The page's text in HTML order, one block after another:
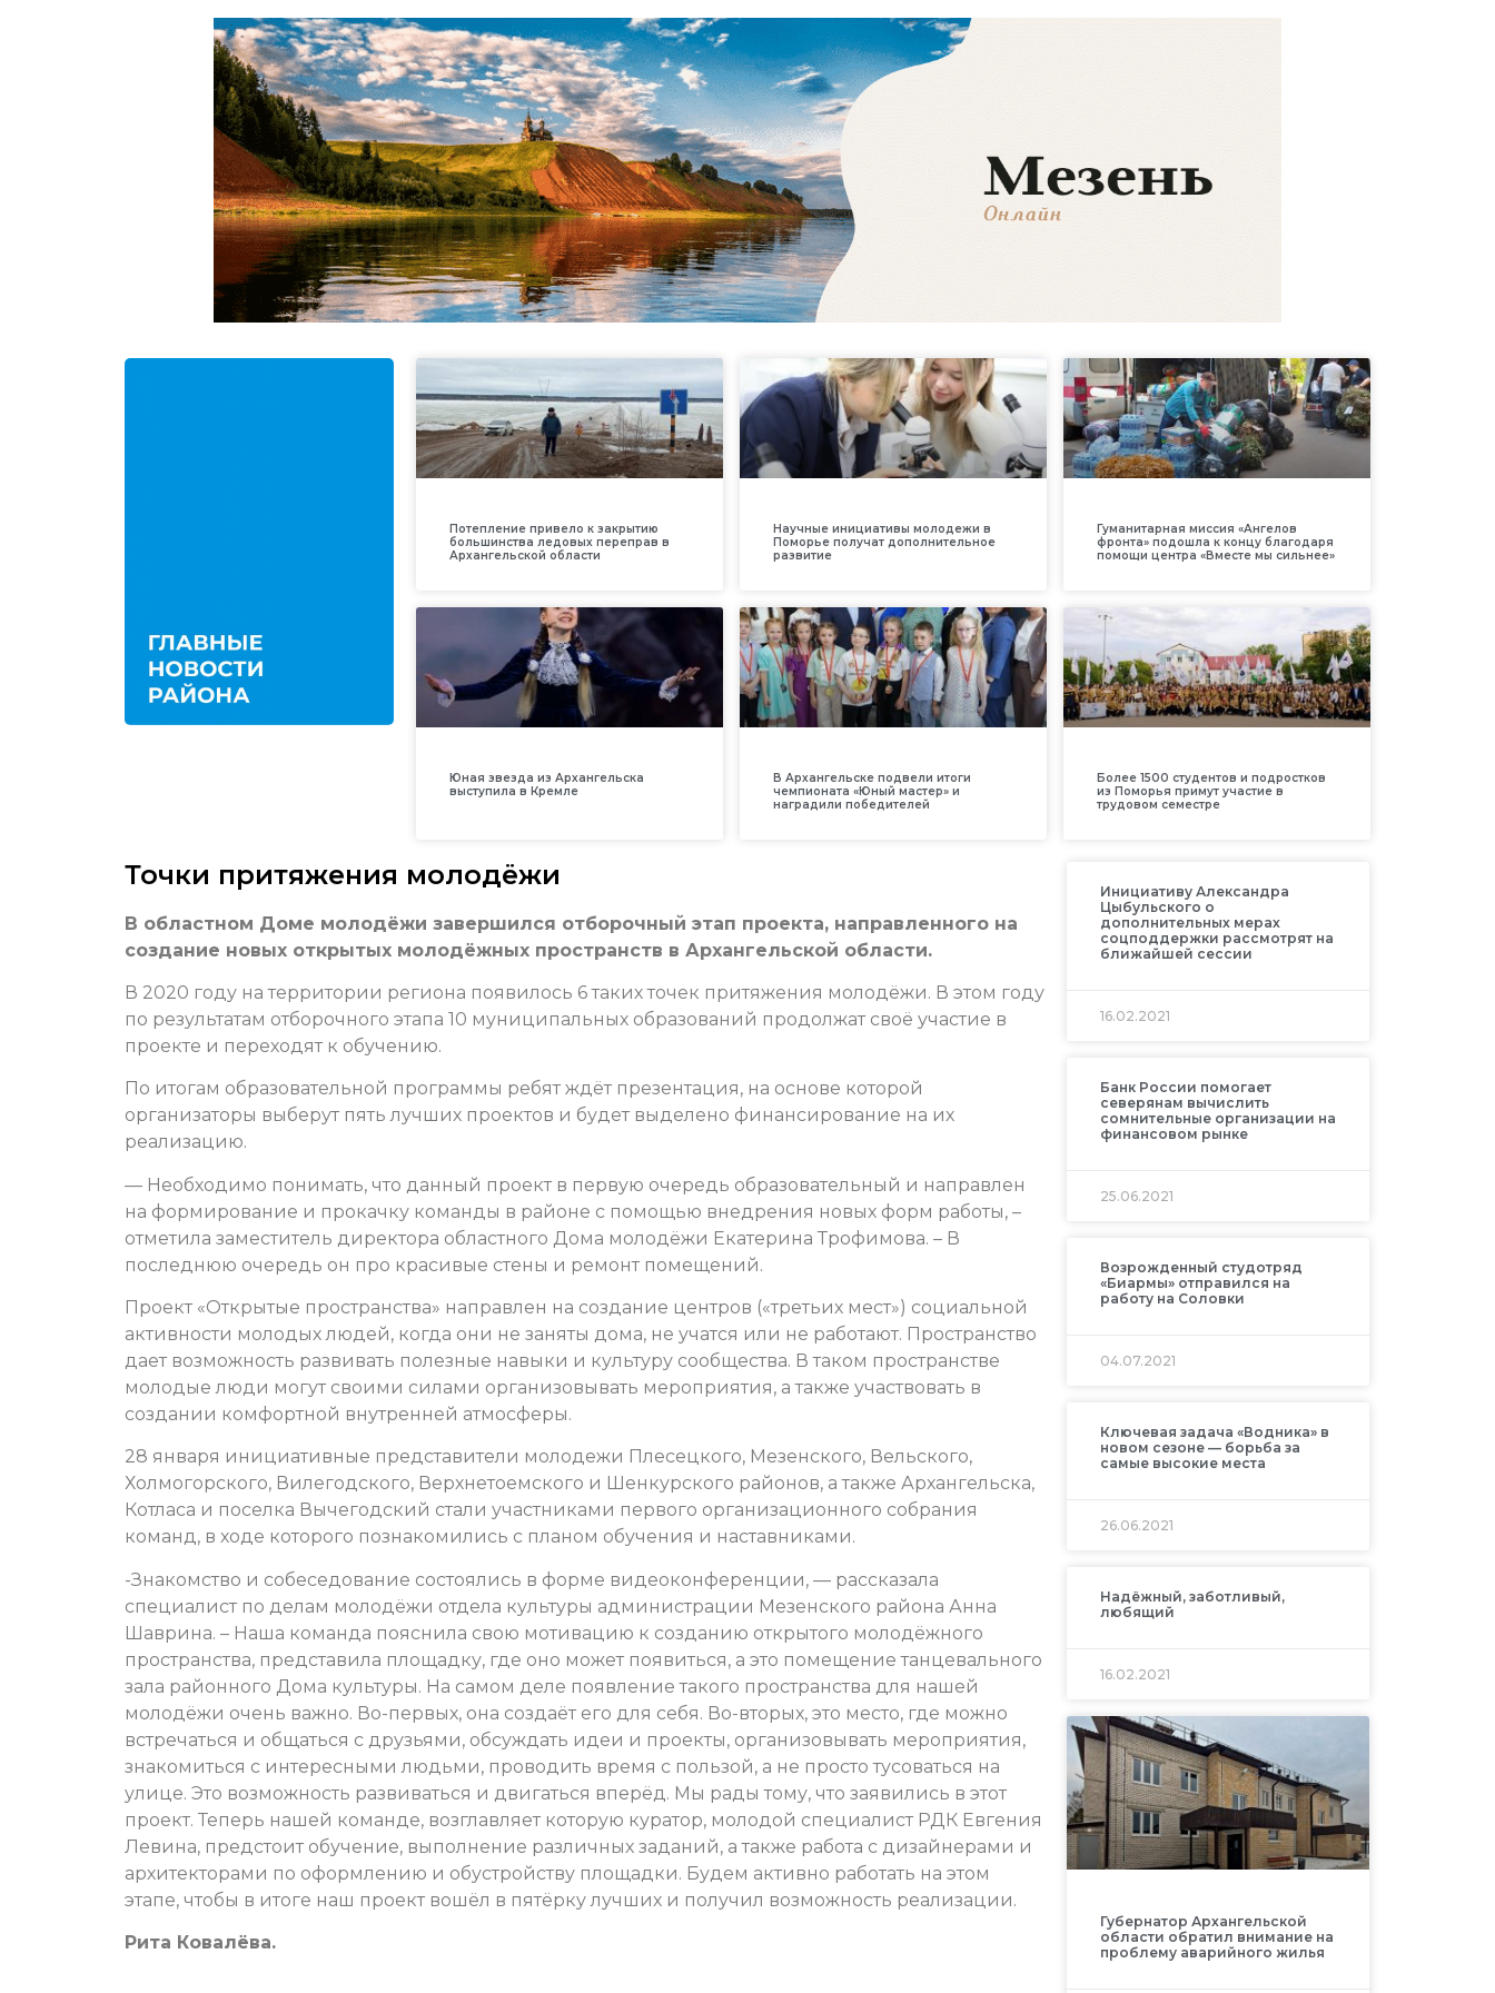
Потепление привело к закрытию
большинства ледовых переправ в
Архангельской области
Научные инициативы молодежи в
Поморье получат дополнительное
развитие
Гуманитарная миссия «Ангелов
фронта» подошла к концу благодаря
помощи центра «Вместе мы сильнее»
Юная звезда из Архангельска
выступила в Кремле
В Архангельске подвели итоги
чемпионата «Юный мастер» и
наградили победителей
Более 1500 студентов и подростков
из Поморья примут участие в
трудовом семестре
Точки притяжения молодёжи
В областном Доме молодёжи завершился отборочный этап проекта, направленного на
создание новых открытых молодёжных пространств в Архангельской области.
В 2020 году на территории региона появилось 6 таких точек притяжения молодёжи. В этом году
по результатам отборочного этапа 10 муниципальных образований продолжат своё участие в
проекте и переходят к обучению.
По итогам образовательной программы ребят ждёт презентация, на основе которой
организаторы выберут пять лучших проектов и будет выделено финансирование на их
реализацию.
— Необходимо понимать, что данный проект в первую очередь образовательный и направлен
на формирование и прокачку команды в районе с помощью внедрения новых форм работы, –
отметила заместитель директора областного Дома молодёжи Екатерина Трофимова. – В
последнюю очередь он про красивые стены и ремонт помещений.
Проект «Открытые пространства» направлен на создание центров («третьих мест») социальной
активности молодых людей, когда они не заняты дома, не учатся или не работают. Пространство
дает возможность развивать полезные навыки и культуру сообщества. В таком пространстве
молодые люди могут своими силами организовывать мероприятия, а также участвовать в
создании комфортной внутренней атмосферы.
28 января инициативные представители молодежи Плесецкого, Мезенского, Вельского,
Холмогорского, Вилегодского, Верхнетоемского и Шенкурского районов, а также Архангельска,
Котласа и поселка Вычегодский стали участниками первого организационного собрания
команд, в ходе которого познакомились с планом обучения и наставниками.
-Знакомство и собеседование состоялись в форме видеоконференции, — рассказала
специалист по делам молодёжи отдела культуры администрации Мезенского района Анна
Шаврина. – Наша команда пояснила свою мотивацию к созданию открытого молодёжного
пространства, представила площадку, где оно может появиться, а это помещение танцевального
зала районного Дома культуры. На самом деле появление такого пространства для нашей
молодёжи очень важно. Во-первых, она создаёт его для себя. Во-вторых, это место, где можно
встречаться и общаться с друзьями, обсуждать идеи и проекты, организовывать мероприятия,
знакомиться с интересными людьми, проводить время с пользой, а не просто тусоваться на
улице. Это возможность развиваться и двигаться вперёд. Мы рады тому, что заявились в этот
проект. Теперь нашей команде, возглавляет которую куратор, молодой специалист РДК Евгения
Левина, предстоит обучение, выполнение различных заданий, а также работа с дизайнерами и
архитекторами по оформлению и обустройству площадки. Будем активно работать на этом
этапе, чтобы в итоге наш проект вошёл в пятёрку лучших и получил возможность реализации.
Рита Ковалёва.
Инициативу Александра
Цыбульского о
дополнительных мерах
соцподдержки рассмотрят на
ближайшей сессии
16.02.2021
Банк России помогает
северянам вычислить
сомнительные организации на
финансовом рынке
25.06.2021
Возрожденный студотряд
«Биармы» отправился на
работу на Соловки
04.07.2021
Ключевая задача «Водника» в
новом сезоне — борьба за
самые высокие места
26.06.2021
Надёжный, заботливый,
любящий
16.02.2021
Губернатор Архангельской
области обратил внимание на
проблему аварийного жилья